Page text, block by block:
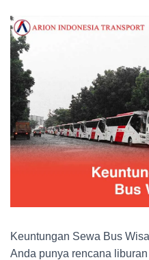
Keuntungan Sewa Bus
Anda punya rencana